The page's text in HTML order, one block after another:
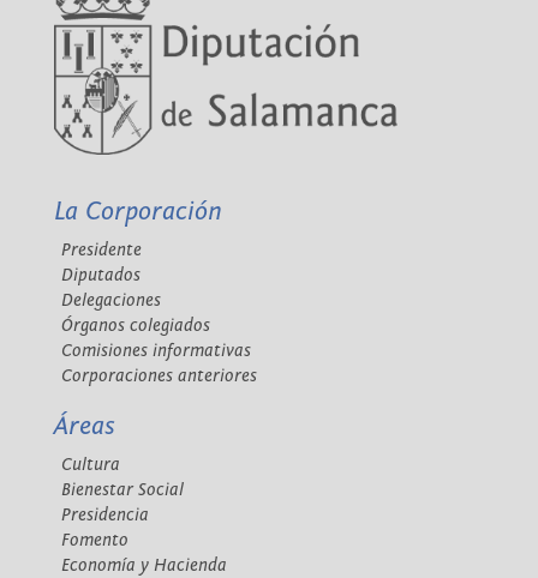
La Corporación
Presidente
Diputados
Delegaciones
Órganos colegiados
Comisiones informativas
Corporaciones anteriores
Áreas
Cultura
Bienestar Social
Presidencia
Fomento
Economía y Hacienda